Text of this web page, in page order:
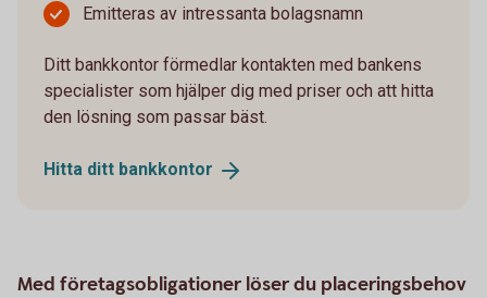
Emitteras av intressanta bolagsnamn
Ditt bankkontor förmedlar kontakten med bankens
specialister som hjälper dig med priser och att hitta
den lösning som passar bäst.
Hitta ditt bankkontor
Med företagsobligationer löser du placeringsbehov